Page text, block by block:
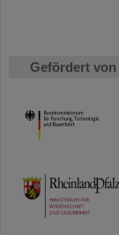
Gefördert von
HMWK
TMWWDG